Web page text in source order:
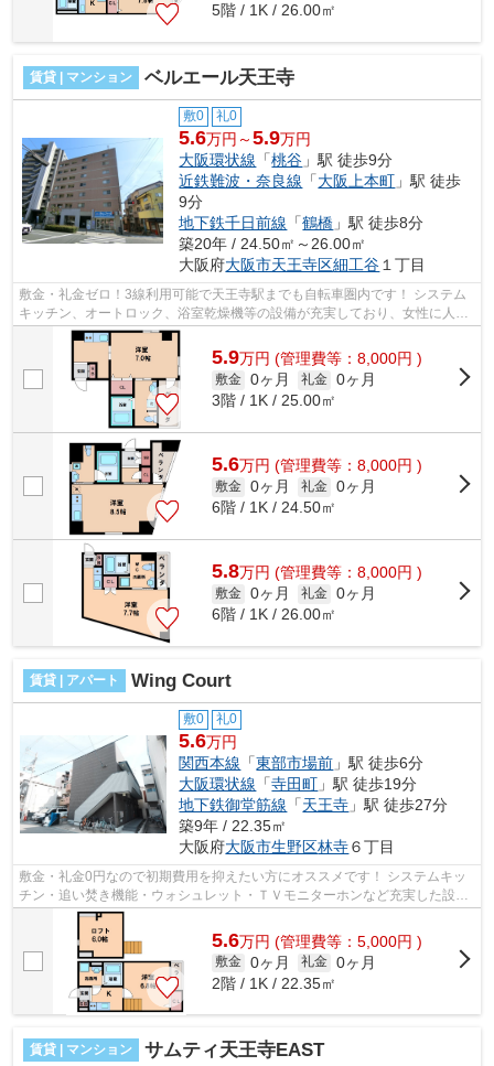
5階 / 1K / 26.00㎡
賃貸 | マンション ベルエール天王寺
敷0 礼0
5.6万円～5.9万円
大阪環状線 「桃谷 」駅 徒歩9分
近鉄難波・奈良線 「大阪上本町 」駅 徒歩
9分
地下鉄千日前線 「鶴橋 」駅 徒歩8分
築20年 / 24.50㎡～26.00㎡
大阪府大阪市天王寺区細工谷 １丁目
敷金・礼金ゼロ！3線利用可能で天王寺駅までも自転車圏内です！ システム
キッチン、オートロック、浴室乾燥機等の設備が充実しており、女性に人気
なマンションとなっております！ ■□...
5.9万円 (管理費等：8,000円 )
敷金 0ヶ月 礼金 0ヶ月
3階 / 1K / 25.00㎡
5.6万円 (管理費等：8,000円 )
敷金 0ヶ月 礼金 0ヶ月
6階 / 1K / 24.50㎡
5.8万円 (管理費等：8,000円 )
敷金 0ヶ月 礼金 0ヶ月
6階 / 1K / 26.00㎡
賃貸 | アパート Wing Court
敷0 礼0
5.6万円
関西本線 「東部市場前 」駅 徒歩6分
大阪環状線 「寺田町 」駅 徒歩19分
地下鉄御堂筋線 「天王寺 」駅 徒歩27分
築9年 / 22.35㎡
大阪府大阪市生野区林寺６丁目
敷金・礼金0円なので初期費用を抑えたい方にオススメです！ システムキッ
チン・追い焚き機能・ウォシュレット・ＴＶモニターホンなど充実した設
備！インターネットも無料でご利用いた...
5.6万円 (管理費等：5,000円 )
敷金 0ヶ月 礼金 0ヶ月
2階 / 1K / 22.35㎡
賃貸 | マンション サムティ天王寺EAST